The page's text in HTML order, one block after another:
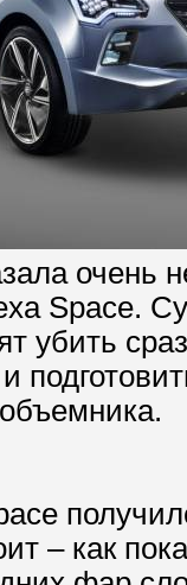
очень
Space.
убить
– как